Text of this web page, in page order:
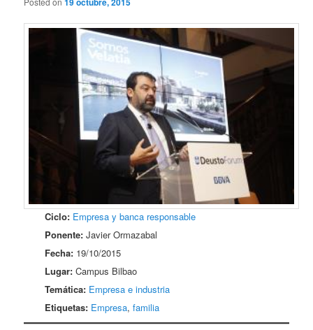
Ciclo: Empresa y banca responsable
Ponente: Javier Ormazabal
Fecha: 19/10/2015
Lugar: Campus Bilbao
Temática: Empresa e industria
Etiquetas: Empresa,familia